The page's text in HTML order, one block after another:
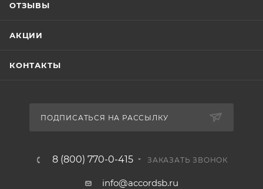
ОТЗЫВЫ
АКЦИИ
КОНТАКТЫ
ПОДПИСАТЬСЯ НА РАССЫЛКУ
8 (800) 770-0-415 ЗАКАЗАТЬ ЗВОНОК
info@accordsb.ru